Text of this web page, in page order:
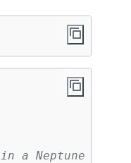
a Neptune